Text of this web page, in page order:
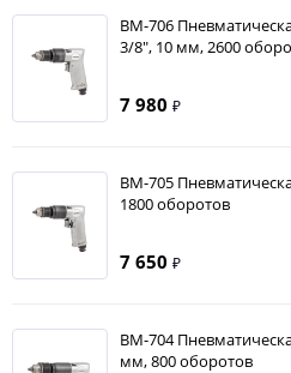
BM-706
3/8", 10 мм, 2600
7 980 ₽
BM-705
1800 оборотов
7 650 ₽
BM-704
мм, 800 оборотов